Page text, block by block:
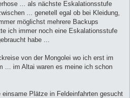
... als nächste Eskalationsstufe
... genetell egal ob bei Kleidung,
möglichst mehrere Backups
ich immer noch eine Eskalationsstufe
habe ...
von der Mongolei wo ich erst im
... im Altai waren es meine ich schon
einsame Plätze in Feldeinfahrten gesucht